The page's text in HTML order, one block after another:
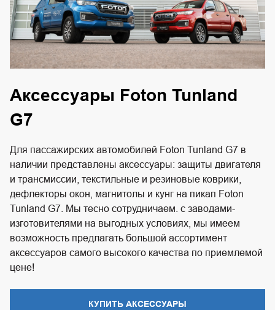
Аксессуары Foton Tunland
G7
Для пассажирских автомобилей Foton Tunland G7 в
наличии представлены аксессуары: защиты двигателя
и трансмиссии, текстильные и резиновые коврики,
дефлекторы окон, магнитолы и кунг на пикап Foton
Tunland G7. Мы тесно сотрудничаем. с заводами-
изготовителями на выгодных условиях, мы имеем
возможность предлагать большой ассортимент
аксессуаров самого высокого качества по приемлемой
цене!
КУПИТЬ АКСЕССУАРЫ